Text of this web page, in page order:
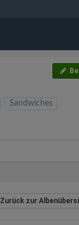
Sandwiches
Zurück zur